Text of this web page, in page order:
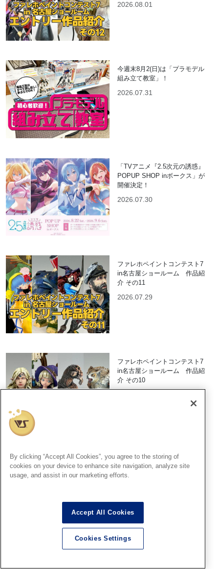
2026.08.01
今週末8月2(日)は「プラモデル
組み立て教室」！
2026.07.31
「TVアニメ『2.5次元の誘惑』
POPUP SHOP inボークス」が
開催決定！
2026.07.30
ファレホペイントコンテスト7
in名古屋ショールーム 作品紹
介 その11
2026.07.29
ファレホペイントコンテスト7
in名古屋ショールーム 作品紹
介 その10
ファレホペイントコンテスト7
in名古屋ショールーム 作品紹
介 その9
By clicking “Accept All Cookies”, you agree to the storing of
cookies on your device to enhance site navigation, analyze site
usage, and assist in our marketing efforts.
Accept All Cookies
Cookies Settings